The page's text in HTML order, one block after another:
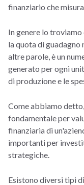
finanziario che
In genere lo
la quota di
altre parole, è un
generato per ogni
di produzione e le
Come abbiamo
fondamentale per
finanziaria di
importanti per
strategiche.
Esistono diversi tipi